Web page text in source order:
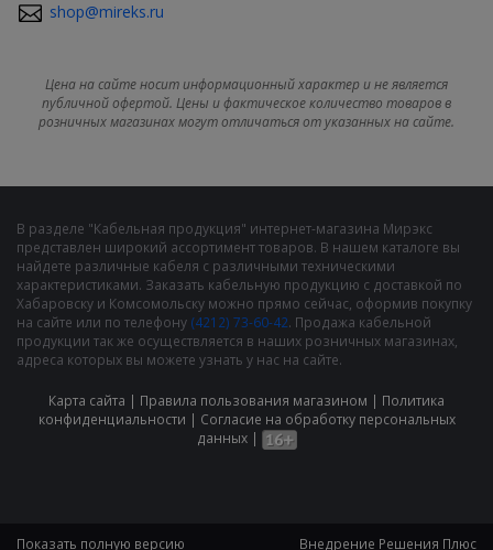
shop@mireks.ru
Цена на сайте носит информационный характер и не является
публичной офертой. Цены и фактическое количество товаров в
розничных магазинах могут отличаться от указанных на сайте.
В разделе "Кабельная продукция" интернет-магазина Мирэкс
представлен широкий ассортимент товаров. В нашем каталоге вы
найдете различные кабеля с различными техническими
характеристиками. Заказать кабельную продукцию с доставкой по
Хабаровску и Комсомольску можно прямо сейчас, оформив покупку
на сайте или по телефону (4212) 73-60-42. Продажа кабельной
продукции так же осуществляется в наших розничных магазинах,
адреса которых вы можете узнать у нас на сайте.
Карта сайта | Правила пользования магазином | Политика
конфиденциальности | Cогласие на обработку персональных
данных|
Показать полную версию Внедрение Решения Плюс